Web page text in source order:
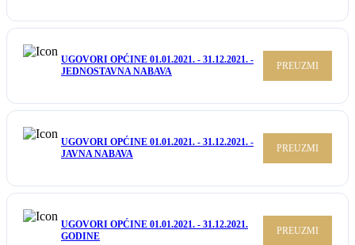
UGOVORI OPĆINE 01.01.2021. - 31.12.2021. -
JEDNOSTAVNA NABAVA
PREUZMI
UGOVORI OPĆINE 01.01.2021. - 31.12.2021. -
JAVNA NABAVA
PREUZMI
UGOVORI OPĆINE 01.01.2021. - 31.12.2021.
GODINE
PREUZMI